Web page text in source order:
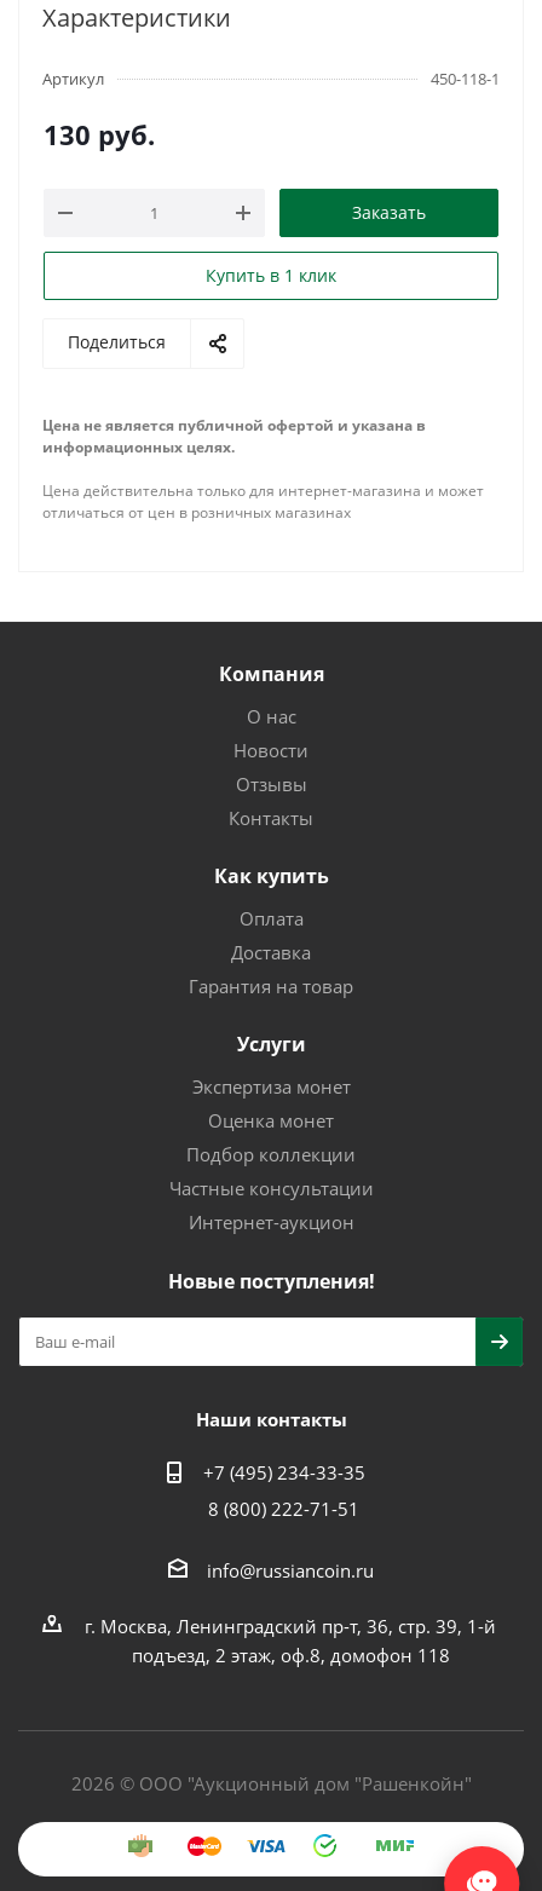
Характеристики
Артикул 450-118-1
130 руб.
Заказать
Купить в 1 клик
Поделиться
Цена не является публичной офертой и указана в
информационных целях.
Цена действительна только для интернет-магазина и может
отличаться от цен в розничных магазинах
Компания
О нас
Новости
Отзывы
Контакты
Как купить
Оплата
Доставка
Гарантия на товар
Услуги
Экспертиза монет
Оценка монет
Подбор коллекции
Частные консультации
Интернет-аукцион
Новые поступления!
Наши контакты
+7 (495) 234-33-35
8 (800) 222-71-51
info@russiancoin.ru
г. Москва, Ленинградский пр-т, 36, стр. 39, 1-й
подъезд, 2 этаж, оф.8, домофон 118
2026 © ООО "Аукционный дом "Рашенкойн"